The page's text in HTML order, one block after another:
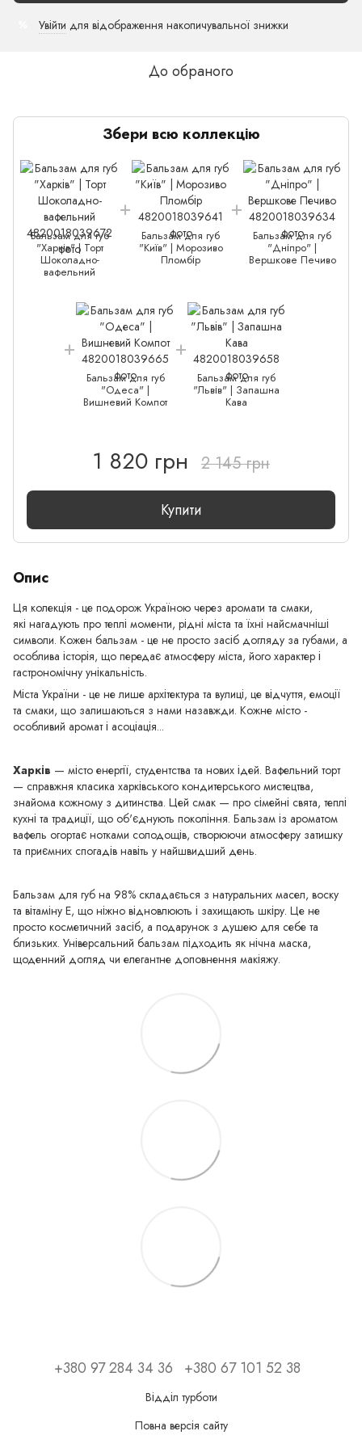
Увійти для відображення накопичувальної знижки
До обраного
Збери всю коллекцію
Бальзам для губ
"Харків" | Торт
Шоколадно-
вафельний
Бальзам для губ
"Київ" | Морозиво
Пломбір
Бальзам для губ
"Дніпро" |
Вершкове Печиво
Бальзам для губ
"Одеса" |
Вишневий Компот
Бальзам для губ
"Львів" | Запашна
Кава
1 820 грн 2 145 грн
Купити
Опис
Ця колекція - це подорож Україною через аромати та смаки,
які нагадують про теплі моменти, рідні міста та їхні найсмачніші
символи. Кожен бальзам - це не просто засіб догляду за губами, а
особлива історія, що передає атмосферу міста, його характер і
гастрономічну унікальність.
Міста України - це не лише архітектура та вулиці, це відчуття, емоції
та смаки, що залишаються з нами назавжди. Кожне місто -
особливий аромат і асоціація...
Харків — місто енергії, студентства та нових ідей. Вафельний торт
— справжня класика харківського кондитерського мистецтва,
знайома кожному з дитинства. Цей смак — про сімейні свята, теплі
кухні та традиції, що об'єднують покоління. Бальзам із ароматом
вафель огортає нотками солодощів, створюючи атмосферу затишку
та приємних спогадів навіть у найшвидший день.
Бальзам для губ на 98% складається з натуральних масел, воску
та вітаміну Е, що ніжно відновлюють і захищають шкіру. Це не
просто косметичний засіб, а подарунок з душею для себе та
близьких. Універсальний бальзам підходить як нічна маска,
щоденний догляд чи елегантне доповнення макіяжу.
+380 97 284 34 36 +380 67 101 52 38
Відділ турботи
Повна версія сайту